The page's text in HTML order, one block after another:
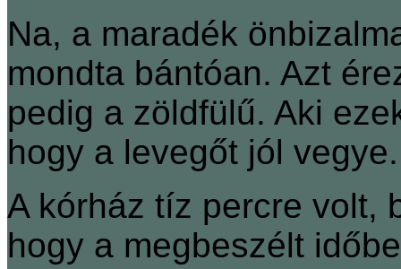
Na, a maradék
mondta bántóan. Azt
pedig a zöldfülű. Aki
hogy a levegőt jól vegye.
A kórház tíz percre volt,
hogy a megbeszélt